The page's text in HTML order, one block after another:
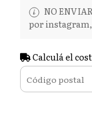
NO
por
Calculá el